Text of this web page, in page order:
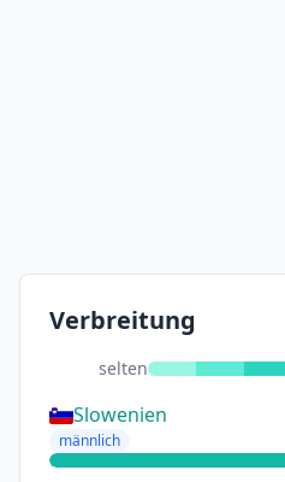
Verbreitung
selten
Slowenien
männlich